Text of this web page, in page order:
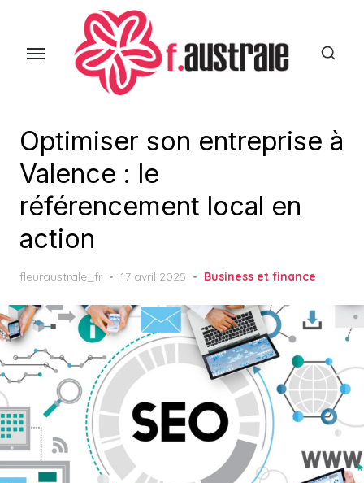
Optimiser son entreprise à
Valence : le
référencement local en
action
fleuraustrale_fr
Posted
17 avril 2025 Business et finance